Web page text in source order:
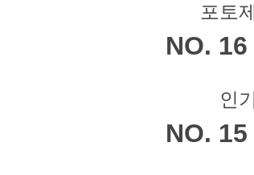
포토
NO. 16
인
NO. 15